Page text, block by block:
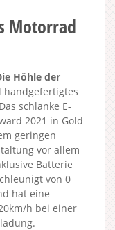
Motorrad
Höhle der
handgefertigtes
schlanke E-
2021 in Gold
geringen
vor allem
Batterie
von 0
hat eine
h bei einer